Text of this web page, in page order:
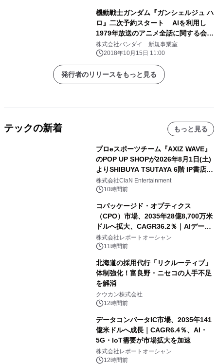
機動戦士ガンダム『ガンシェルジュ ハ
ロ』二次予約スタート AIを利用し
1979年放送のアニメ全話に関する会話
が楽しめる
株式会社バンダイ 新規事業室
2018年10月15日 11:00
発行者のリリースをもっと見る
テックの新着 もっと見る
プロeスポーツチーム『AXIZ WAVE』
のPOP UP SHOPが2026年8月1日(土)
よりSHIBUYA TSUTAYA 6階 IP書店で
開催決定！！
株式会社ClaN Entertainment
10時間前
コパッケージド・オプティクス
（CPO）市場、2035年28億8,700万米
ドルへ拡大、CAGR36.2％｜AIデータ
センター・高速光通信需要が成長を加
速
株式会社レポートオーシャン
11時間前
北海道の採用代行「リクルーティブ」
体制強化！富良野・ニセコの人手不足
を解消
クウカン株式会社
12時間前
データコンバータIC市場、2035年141
億米ドルへ成長｜CAGR6.4％、AI・
5G・IoT需要が市場拡大を加速
株式会社レポートオーシャン
12時間前